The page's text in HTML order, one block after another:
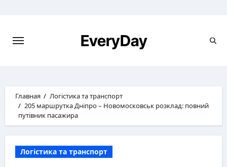
EveryDay
Главная
Логістика та транспорт
205 маршрутка Дніпро – Новомосковськ розклад: повний
путівник пасажира
Логістика та транспорт